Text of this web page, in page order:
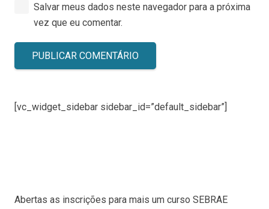
Salvar meus dados neste navegador para a próxima
vez que eu comentar.
PUBLICAR COMENTÁRIO
[vc_widget_sidebar sidebar_id=”default_sidebar”]
Abertas as inscrições para mais um curso SEBRAE